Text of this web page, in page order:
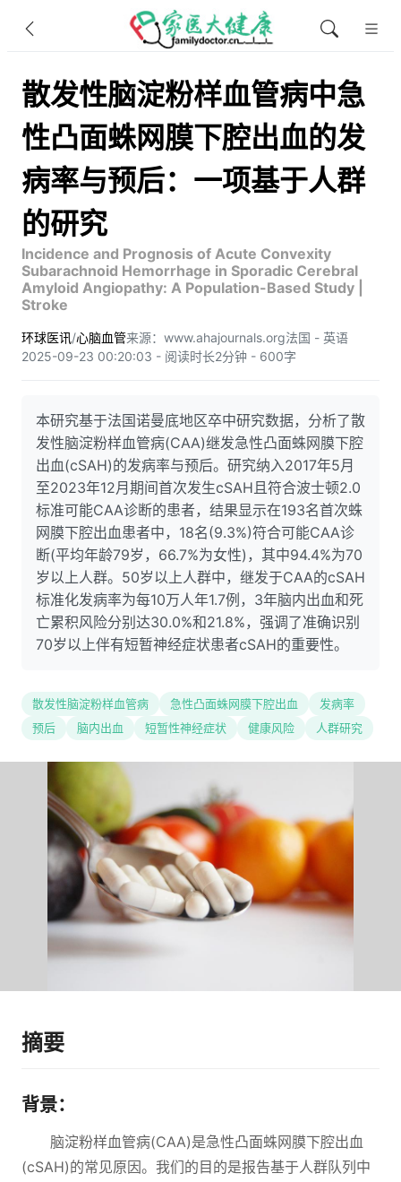
散发性脑淀粉样血管病中急
性凸面蛛网膜下腔出血的发
病率与预后：一项基于人群
的研究
Incidence and Prognosis of Acute Convexity
Subarachnoid Hemorrhage in Sporadic Cerebral
Amyloid Angiopathy: A Population-Based Study |
Stroke
环球医讯/心脑血管来源：www.ahajournals.org法国 - 英语
2025-09-23 00:20:03 - 阅读时长2分钟 - 600字
本研究基于法国诺曼底地区卒中研究数据，分析了散
发性脑淀粉样血管病(CAA)继发急性凸面蛛网膜下腔
出血(cSAH)的发病率与预后。研究纳入2017年5月
至2023年12月期间首次发生cSAH且符合波士顿2.0
标准可能CAA诊断的患者，结果显示在193名首次蛛
网膜下腔出血患者中，18名(9.3%)符合可能CAA诊
断(平均年龄79岁，66.7%为女性)，其中94.4%为70
岁以上人群。50岁以上人群中，继发于CAA的cSAH
标准化发病率为每10万人年1.7例，3年脑内出血和死
亡累积风险分别达30.0%和21.8%，强调了准确识别
70岁以上伴有短暂神经症状患者cSAH的重要性。
散发性脑淀粉样血管病 急性凸面蛛网膜下腔出血
发病率
预后
脑内出血 短暂性神经症状 健康风险 人群研究
摘要
背景：
脑淀粉样血管病(CAA)是急性凸面蛛网膜下腔出血
(cSAH)的常见原因。我们的目的是报告基于人群队列中